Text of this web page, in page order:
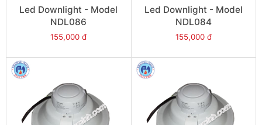
Led Downlight - Model
NDL086
155,000 đ
Led Downlight - Model
NDL084
155,000 đ